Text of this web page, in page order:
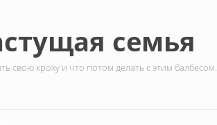
семья
свою кроху и что потом делать с этим балбесом.